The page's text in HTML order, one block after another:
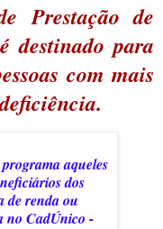
Prestação de
destinado para
com mais
aqueles
dos
de renda ou
no CadÚnico -